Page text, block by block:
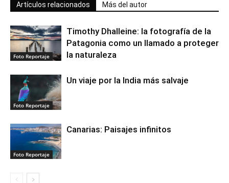
Artículos relacionados Más del autor
Foto Reportaje
Timothy Dhalleine: la fotografía de la
Patagonia como un llamado a proteger
la naturaleza
Foto Reportaje
Un viaje por la India más salvaje
Foto Reportaje
Canarias: Paisajes infinitos